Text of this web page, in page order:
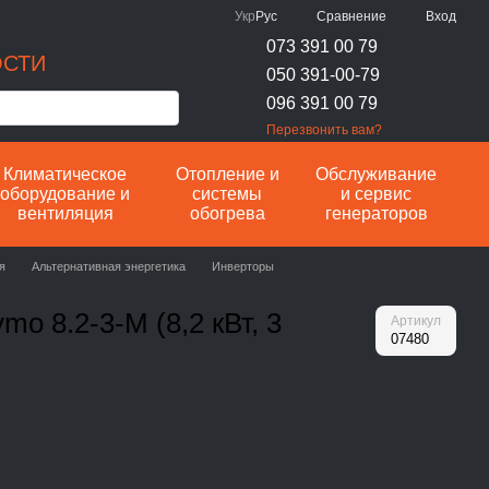
Укр Рус Сравнение Вход
073 391 00 79
050 391-00-79
096 391 00 79
Перезвонить вам?
Климатическое
оборудование и
вентиляция
Отопление и
системы
обогрева
Обслуживание
и сервис
генераторов
Альтернативная энергетика Инверторы
8.2-3-M (8,2 кВт, 3 Артикул
07480